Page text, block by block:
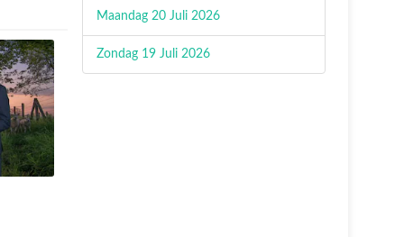
Maandag 20 Juli 2026
Zondag 19 Juli 2026